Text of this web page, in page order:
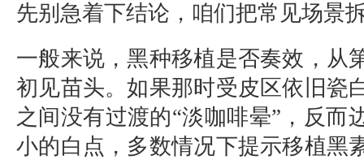
先别急着下结论，咱们把常见场景
一般来说，黑种移植是否奏效，从
初见苗头。如果那时受皮区依旧瓷
之间没有过渡的“淡咖啡晕”，反而
小的白点，多数情况下提示移植黑